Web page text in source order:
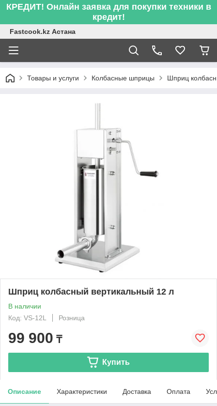
КРЕДИТ! Онлайн заявка для покупки техники в
кредит!
Fastcook.kz Астана
Товары и услуги Колбасные шприцы Шприц
Шприц колбасный вертикальный 12 л
В наличии
Код: VS-12L
Розница
99 900 ₸
Купить
Описание Характеристики Доставка Оплата